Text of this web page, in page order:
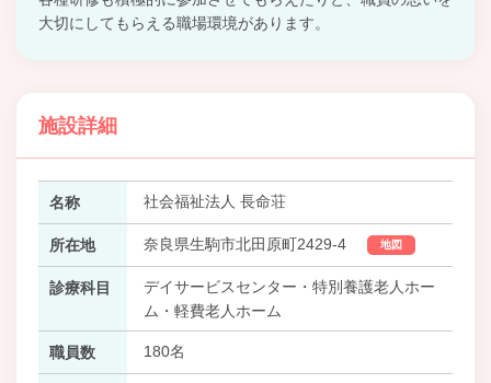
大切にしてもらえる職場環境があります。
施設詳細
名称 社会福祉法人 長命荘
所在地 奈良県生駒市北田原町2429-4 地図
診療科目
デイサービスセンター・特別養護老人ホー
ム・軽費老人ホーム
職員数 180名